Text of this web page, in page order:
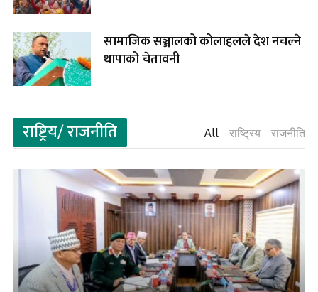
सामाजिक सञ्जालको कोलाहलले देश नचल्ने
थापाको चेतावनी
राष्ट्रिय/ राजनीति All राष्ट्रिय राजनीति